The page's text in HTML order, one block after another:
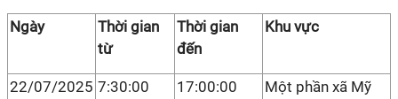
Ngày
Thời gian
từ
Thời gian
đến
Khu vực
22/07/2025 7:30:00 17:00:00
Một phần xã Mỹ